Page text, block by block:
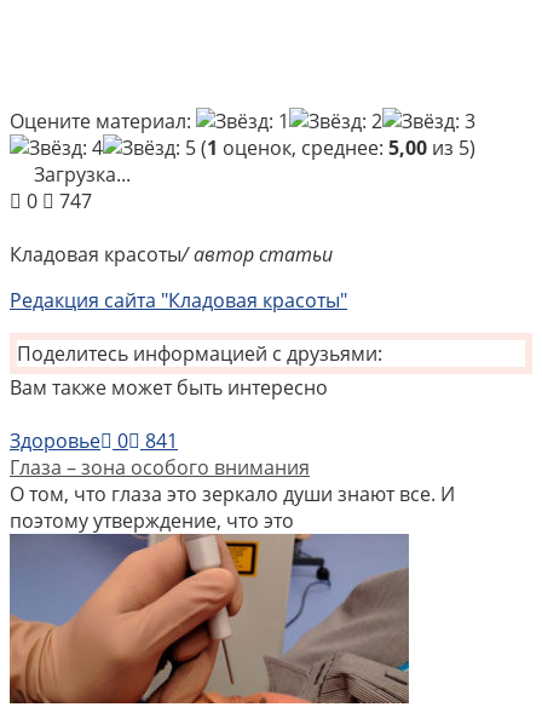
Оцените материал:
(1 оценок, среднее: 5,00 из 5)
Загрузка...
0
747
Кладовая красоты/ автор статьи
Редакция сайта "Кладовая красоты"
Поделитесь информацией с друзьями:
Вам также может быть интересно
Здоровье
0
841
Глаза – зона особого внимания
О том, что глаза это зеркало души знают все. И
поэтому утверждение, что это